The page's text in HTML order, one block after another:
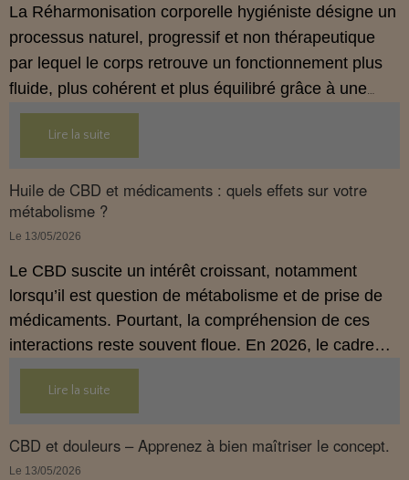
La Réharmonisation corporelle hygiéniste désigne un
processus naturel, progressif et non thérapeutique
par lequel le corps retrouve un fonctionnement plus
fluide, plus cohérent et plus équilibré grâce à une
hygiène de vie adaptée.
Lire la suite
Huile de CBD et médicaments : quels effets sur votre
métabolisme ?
Le 13/05/2026
Le CBD suscite un intérêt croissant, notamment
lorsqu’il est question de métabolisme et de prise de
médicaments. Pourtant, la compréhension de ces
interactions reste souvent floue. En 2026, le cadre
légal français impose des règles strictes : seuls les
usages externes du CBD sont autorisés. Cet article
propose une mise au point claire et accessible pour
comprendre comment le CBD s’inscrit dans une
démarche de prévention, sans ingestion et sans
Lire la suite
CBD et douleurs – Apprenez à bien maîtriser le concept.
Le 13/05/2026